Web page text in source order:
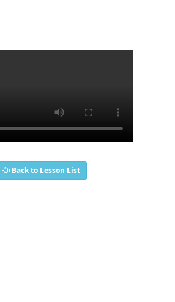
Back to Lesson List